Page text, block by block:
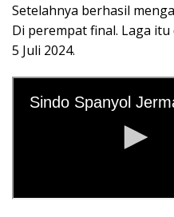
Setelahnya berhasil
Di perempat final. Laga
5 Juli 2024.